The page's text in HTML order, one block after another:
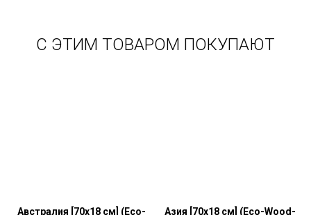
С ЭТИМ ТОВАРОМ ПОКУПАЮТ
Австралия [70х18 см] (Eco-
Азия [70х18 см] (Eco-Wood-